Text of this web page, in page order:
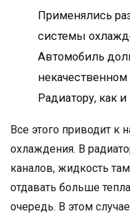
Применялись
системы
Автомобиль
Радиатору, как
Все этого приводит к
охлаждения. В
каналов, жидкость
отдавать больше
очередь. В этом